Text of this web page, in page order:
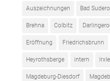
Auszeichnungen Bad
Brehna Colbitz
Eröffnung Friedrichsbrunn
Heyrothsberge intern
Magdeburg-Diesdorf